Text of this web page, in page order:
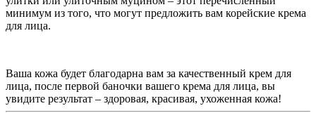
минимум из того, что могут предложить вам корейские крема
для лица.
Ваша кожа будет благодарна вам за качественный крем для
лица, после первой баночки вашего крема для лица, вы
увидите результат – здоровая, красивая, ухоженная кожа!